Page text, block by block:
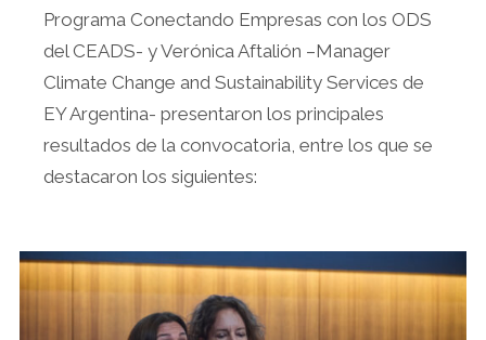
Programa Conectando Empresas con los ODS
del CEADS- y Verónica Aftalión –Manager
Climate Change and Sustainability Services de
EY Argentina- presentaron los principales
resultados de la convocatoria, entre los que se
destacaron los siguientes: